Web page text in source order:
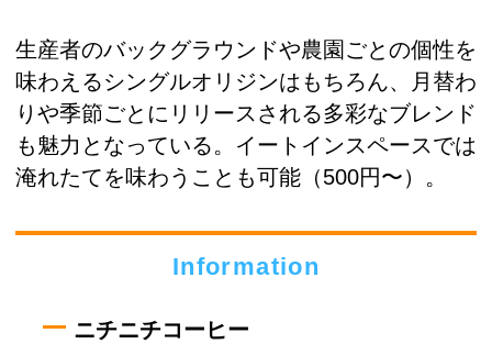
生産者のバックグラウンドや農園ごとの個性を
味わえるシングルオリジンはもちろん、月替わ
りや季節ごとにリリースされる多彩なブレンド
も魅力となっている。イートインスペースでは
淹れたてを味わうことも可能（500円〜）。
Information
ニチニチコーヒー